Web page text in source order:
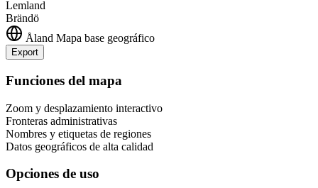
Lemland
Brändö
Åland Mapa base geográfico
Export
+
Funciones del mapa
Zoom y desplazamiento interactivo
Fronteras administrativas
Nombres y etiquetas de regiones
Datos geográficos de alta calidad
Opciones de uso